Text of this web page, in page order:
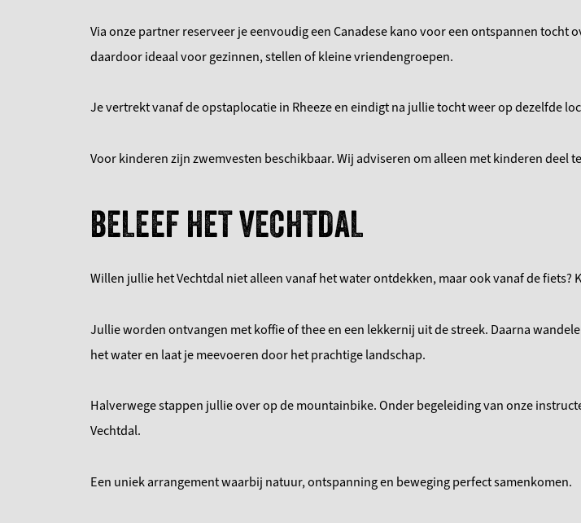
Via onze partner reserveer je eenvoudig een Canadese kano voor een ontspannen tocht
daardoor ideaal voor gezinnen, stellen of kleine vriendengroepen.
Je vertrekt vanaf de opstaplocatie in Rheeze en eindigt na jullie tocht weer op dezelfde
Voor kinderen zijn zwemvesten beschikbaar. Wij adviseren om alleen met kinderen deel
BELEEF HET VECHTDAL
Willen jullie het Vechtdal niet alleen vanaf het water ontdekken, maar ook vanaf de fiets?
Jullie worden ontvangen met koffie of thee en een lekkernij uit de streek. Daarna
het water en laat je meevoeren door het prachtige landschap.
Halverwege stappen jullie over op de mountainbike. Onder begeleiding van onze
Vechtdal.
Een uniek arrangement waarbij natuur, ontspanning en beweging perfect samenkomen.